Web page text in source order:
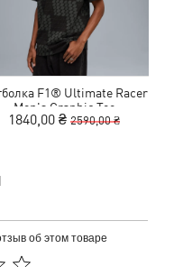
F1® Ultimate Racer
Men's Graphic Tee
1840,00 ₴ 2590,00 ₴
об этом товаре